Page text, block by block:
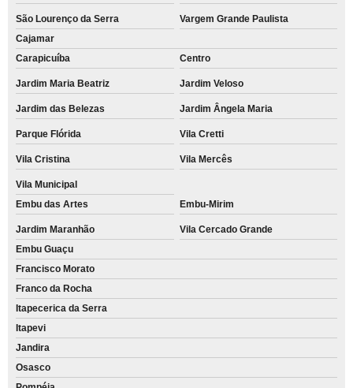
São Lourenço da Serra
Vargem Grande Paulista
Cajamar
Carapicuíba
Centro
Jardim Maria Beatriz Jardim Veloso
Jardim das Belezas Jardim Ângela Maria
Parque Flórida Vila Cretti
Vila Cristina Vila Mercês
Vila Municipal
Embu das Artes
Embu-Mirim
Jardim Maranhão
Vila Cercado Grande
Embu Guaçu
Francisco Morato
Franco da Rocha
Itapecerica da Serra
Itapevi
Jandira
Osasco